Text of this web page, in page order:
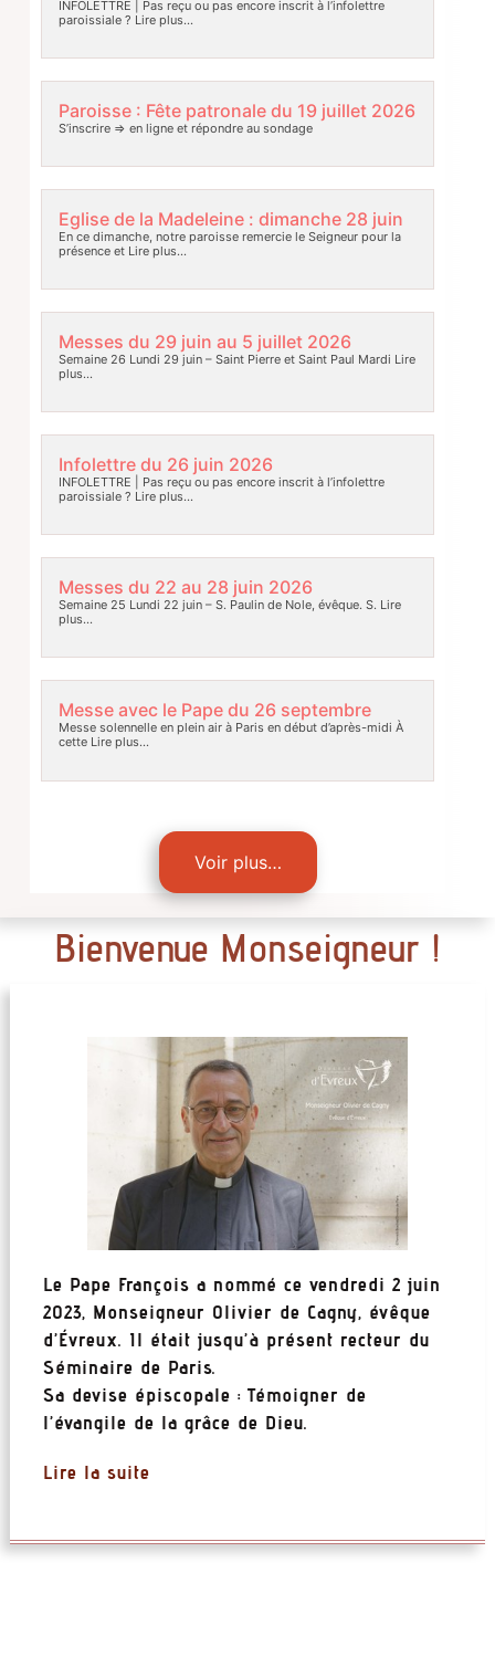
INFOLETTRE | Pas reçu ou pas encore inscrit à l’infolettre
paroissiale ? Lire plus…
Paroisse : Fête patronale du 19 juillet 2026
S’inscrire => en ligne et répondre au sondage
Eglise de la Madeleine : dimanche 28 juin
En ce dimanche, notre paroisse remercie le Seigneur pour la
présence etLire plus…
Messes du 29 juin au 5 juillet 2026
Semaine 26 Lundi 29 juin – Saint Pierre et Saint Paul Mardi Lire
plus…
Infolettre du 26 juin 2026
INFOLETTRE | Pas reçu ou pas encore inscrit à l’infolettre
paroissiale ? Lire plus…
Messes du 22 au 28 juin 2026
Semaine 25 Lundi 22 juin – S. Paulin de Nole, évêque. S. Lire
plus…
Messe avec le Pape du 26 septembre
Messe solennelle en plein air à Paris en début d’après-midi À
cetteLire plus…
Voir plus…
Bienvenue Monseigneur !
Le Pape François a nommé ce vendredi 2 juin
2023, Monseigneur Olivier de Cagny, évêque
d’Évreux. Il était jusqu’à présent recteur du
Séminaire de Paris.
Sa devise épiscopale : Témoigner de
l’évangile de la grâce de Dieu.
Lire la suite